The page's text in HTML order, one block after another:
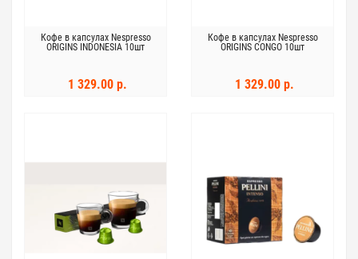
Кофе в капсулах Nespresso
ORIGINS INDONESIA 10шт
1 329.00 р.
Кофе в капсулах Nespresso
ORIGINS CONGO 10шт
1 329.00 р.